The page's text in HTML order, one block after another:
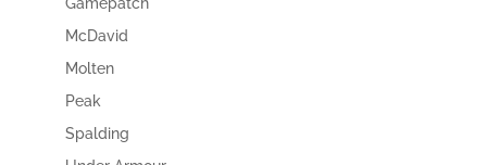
McDavid
Molten
Peak
Spalding